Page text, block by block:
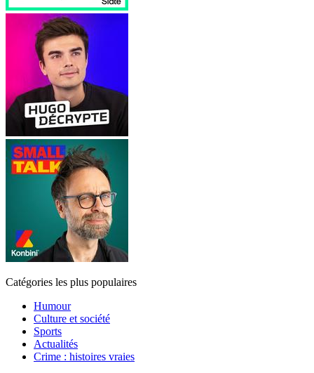
Catégories les plus populaires
Humour
Culture et société
Sports
Actualités
Crime : histoires vraies